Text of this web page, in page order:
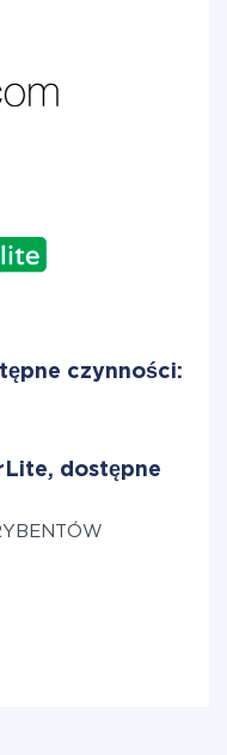
czynności:
dostępne